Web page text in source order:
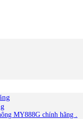
MY888G chính hãng .